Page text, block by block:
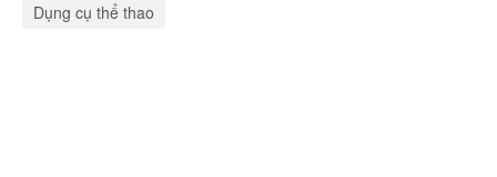
Dụng cụ thể thao